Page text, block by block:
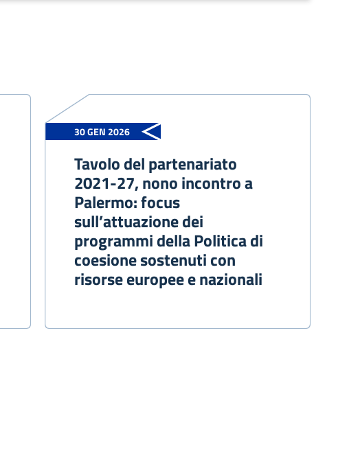
30 GEN 2026
Tavolo del partenariato
2021-27, nono incontro a
Palermo: focus
sull’attuazione dei
programmi della Politica di
coesione sostenuti con
risorse europee e nazionali